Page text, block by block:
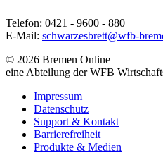
Telefon: 0421 - 9600 - 880
E-Mail: schwarzesbrett@wfb-
© 2026 Bremen Online
eine Abteilung der WFB
Impressum
Datenschutz
Support & Kontakt
Barrierefreiheit
Produkte & Medien